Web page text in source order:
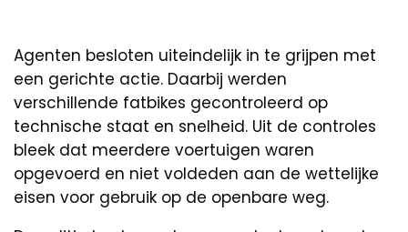
Agenten besloten uiteindelijk in te grijpen met
een gerichte actie. Daarbij werden
verschillende fatbikes gecontroleerd op
technische staat en snelheid. Uit de controles
bleek dat meerdere voertuigen waren
opgevoerd en niet voldeden aan de wettelijke
eisen voor gebruik op de openbare weg.